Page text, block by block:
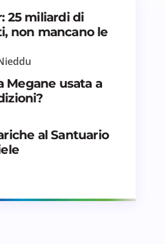
25 miliardi di
non mancano le
Megane usata a
al Santuario